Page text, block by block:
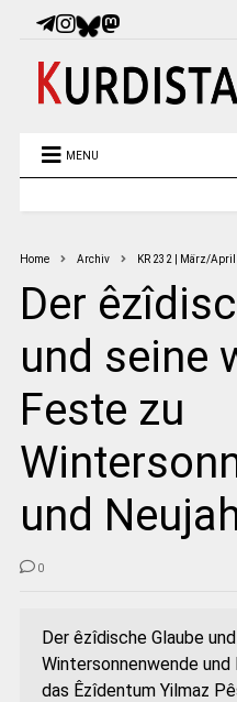
MENU
Home Archiv KR 232 | März/
Der
und seine
Feste zu
und
0
Der êzîdische Glaube
Wintersonnenwende und
das Êzîdentum Yilmaz